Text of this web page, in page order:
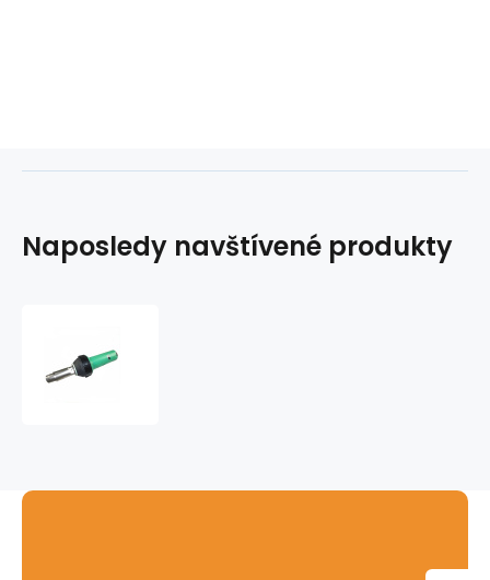
Naposledy navštívené produkty